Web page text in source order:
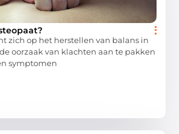
zich op het herstellen van balans in
oorzaak van klachten aan te pakken
symptomen